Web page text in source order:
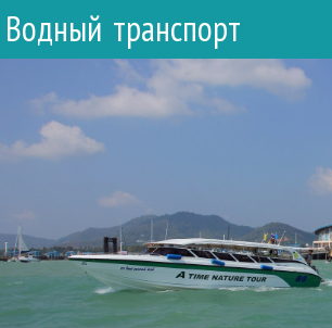
Водный транспорт